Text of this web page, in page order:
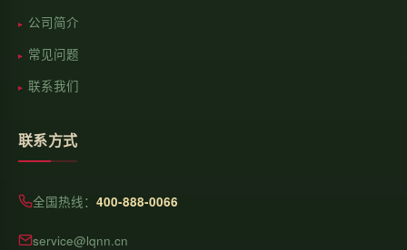
公司简介
常见问题
联系我们
联系方式
全国热线： 400-888-0066
service@lqnn.cn